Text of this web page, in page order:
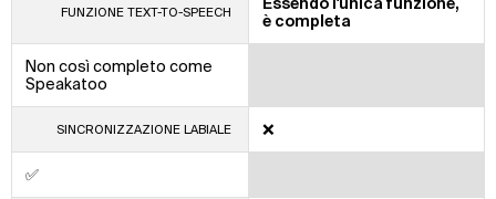
FUNZIONE TEXT-TO-SPEECH
è completa
Non così completo come
Speakatoo
SINCRONIZZAZIONE LABIALE ❌
✅